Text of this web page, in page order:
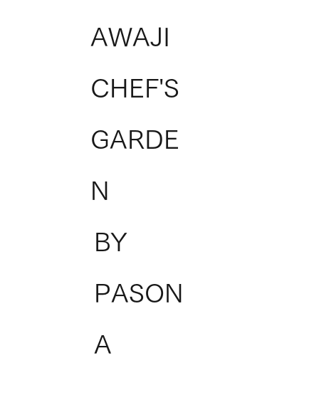
AWAJI
CHEF'S
GARDE
N
BY
PASON
A